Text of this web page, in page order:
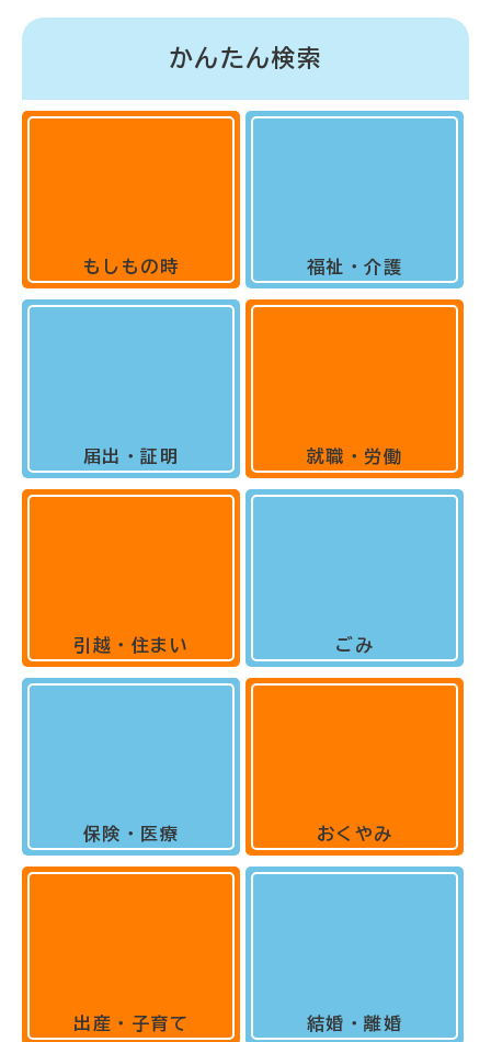
かんたん検索
もしもの時
届出・証明
引越・住まい
保険・医療
出産・子育て
福祉・介護
就職・労働
ごみ
おくやみ
結婚・離婚